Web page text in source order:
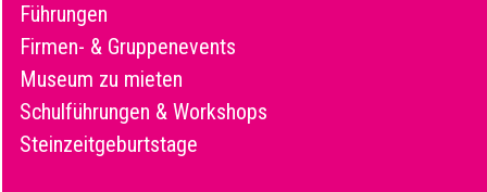
Führungen
Firmen- & Gruppenevents
Museum zu mieten
Schulführungen & Workshops
Steinzeitgeburtstage